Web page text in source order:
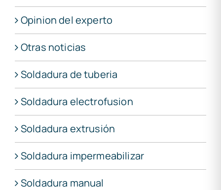
Opinion del experto
Otras noticias
Soldadura de tuberia
Soldadura electrofusion
Soldadura extrusión
Soldadura impermeabilizar
Soldadura manual